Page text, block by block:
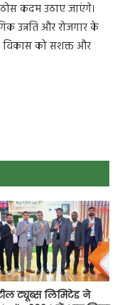
कदम उठाए जाएंगे।
उन्नति और रोजगार के
विकास को सशक्त और
ट्यूब्स लिमिटेड ने